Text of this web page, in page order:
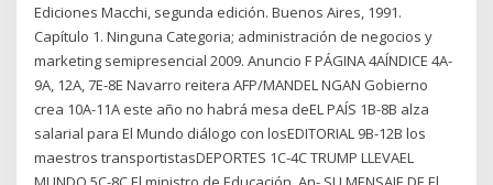
Ediciones Macchi, segunda edición. Buenos Aires, 1991.
Capítulo 1. Ninguna Categoria; administración de negocios y
marketing semipresencial 2009. Anuncio F PÁGINA 4AÍNDICE 4A-
9A, 12A, 7E-8E Navarro reitera AFP/MANDEL NGAN Gobierno
crea 10A-11A este año no habrá mesa deEL PAÍS 1B-8B alza
salarial para El Mundo diálogo con losEDITORIAL 9B-12B los
maestros transportistasDEPORTES 1C-4C TRUMP LLEVAEL